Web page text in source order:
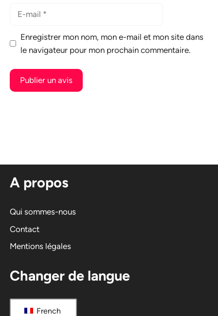
Enregistrer mon nom, mon e-mail et mon site dans
le navigateur pour mon prochain commentaire.
a
i
e
:
A propos
Qui sommes-nous
Contact
Mentions légales
Changer de langue
French